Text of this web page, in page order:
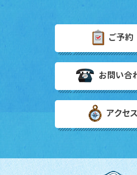
ご予約
お問い合
アクセス